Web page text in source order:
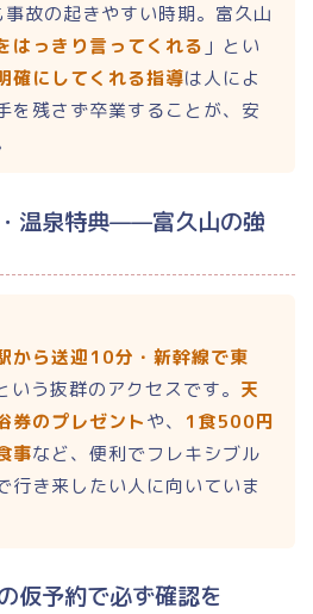
故の起きやすい時期。富久山
はっきり言ってくれる 」とい
確にしてくれる指導は人によ
を残さず卒業することが、安
温泉特典——富久山の強
から送迎10分・新幹線で東
いう抜群のアクセスです。 天
券のプレゼントや、 1食500円
事など、便利でフレキシブル
行き来したい人に向いていま
仮予約で必ず確認を